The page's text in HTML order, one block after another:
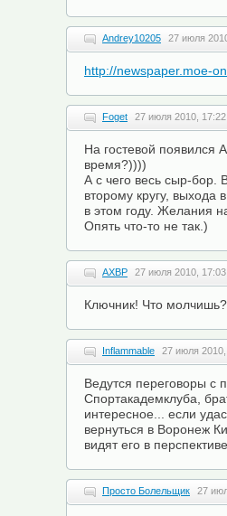
Andrey10205 27 июля
http://newspaper.moe-
Foget 27 июля 2010, 17:22
На гостевой появился
время?))))
А с чего весь сыр-бор.
второму кругу, выхода
в этом году. Желания
Опять что-то не так.)
АХВР 27 июля 2010, 17:03
Ключник! Что
Inflammable 27 июля
Ведутся переговоры с
Спортакадемклуба,
интересное... если
вернуться в Воронеж
видят его в
Просто Болельщик 27